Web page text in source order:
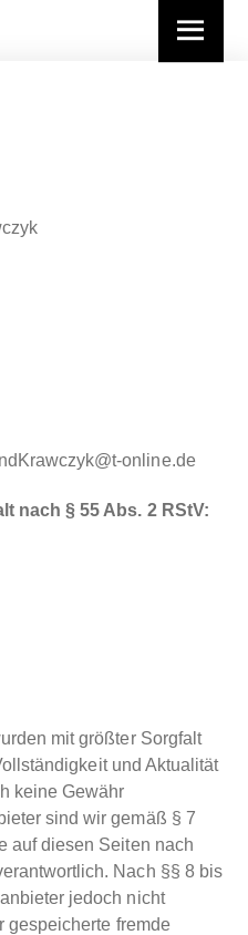
Menu
online.de
nach § 55 Abs. 2 RStV:
mit größter Sorgfalt
und Aktualität
keine Gewähr
sind wir gemäß § 7
auf diesen Seiten nach
Nach §§ 8 bis
jedoch nicht
gespeicherte fremde